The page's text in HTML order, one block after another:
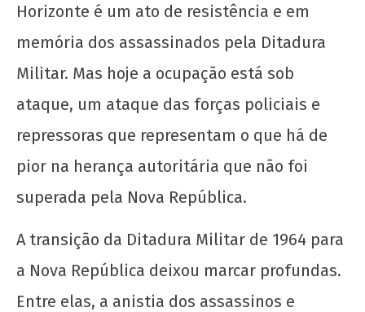
NOW VIEWING
Ocupa DOPS em BH!
de
maio
de
2025
Horizonte é um ato de resistência e em
memória dos assassinados pela Ditadura
Militar. Mas hoje a ocupação está sob
ataque, um ataque das forças policiais e
repressoras que representam o que há de
pior na herança autoritária que não foi
superada pela Nova República.
A transição da Ditadura Militar de 1964 para
a Nova República deixou marcar profundas.
Entre elas, a anistia dos assassinos e